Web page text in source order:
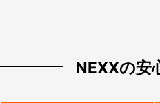
NEXXの安